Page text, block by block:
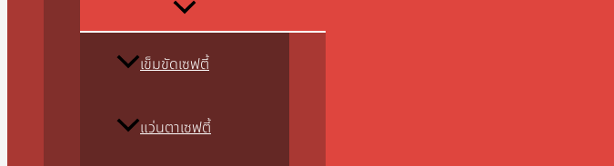
เข็มขัดเซฟตี้
แว่นตาเซฟตี้